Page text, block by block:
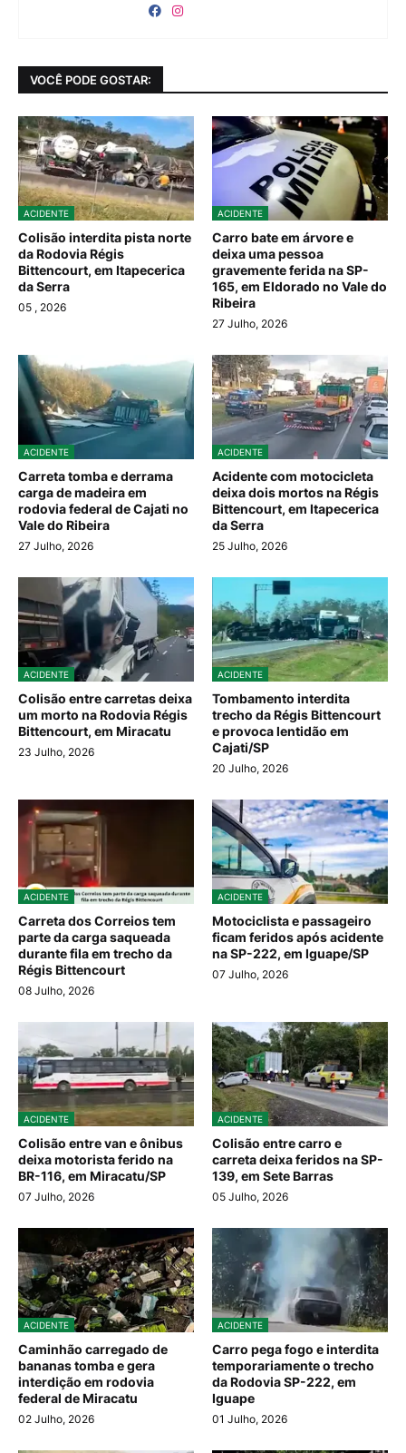
VOCÊ PODE GOSTAR:
ACIDENTE
Colisão interdita pista norte
da Rodovia Régis
Bittencourt, em Itapecerica
da Serra
05 , 2026
ACIDENTE
Carro bate em árvore e
deixa uma pessoa
gravemente ferida na SP-
165, em Eldorado no Vale do
Ribeira
27 Julho, 2026
ACIDENTE
Carreta tomba e derrama
carga de madeira em
rodovia federal de Cajati no
Vale do Ribeira
27 Julho, 2026
ACIDENTE
Acidente com motocicleta
deixa dois mortos na Régis
Bittencourt, em Itapecerica
da Serra
25 Julho, 2026
ACIDENTE
Colisão entre carretas deixa
um morto na Rodovia Régis
Bittencourt, em Miracatu
23 Julho, 2026
ACIDENTE
Tombamento interdita
trecho da Régis Bittencourt
e provoca lentidão em
Cajati/SP
20 Julho, 2026
ACIDENTE
Carreta dos Correios tem
parte da carga saqueada
durante fila em trecho da
Régis Bittencourt
08 Julho, 2026
ACIDENTE
Motociclista e passageiro
ficam feridos após acidente
na SP-222, em Iguape/SP
07 Julho, 2026
ACIDENTE
Colisão entre van e ônibus
deixa motorista ferido na
BR-116, em Miracatu/SP
07 Julho, 2026
ACIDENTE
Colisão entre carro e
carreta deixa feridos na SP-
139, em Sete Barras
05 Julho, 2026
ACIDENTE
Caminhão carregado de
bananas tomba e gera
interdição em rodovia
federal de Miracatu
02 Julho, 2026
ACIDENTE
Carro pega fogo e interdita
temporariamente o trecho
da Rodovia SP-222, em
Iguape
01 Julho, 2026